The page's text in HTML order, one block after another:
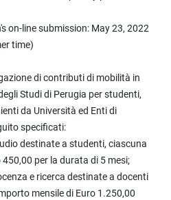
on-line submission: May 23, 2022
time)
di contributi di mobilità in
Studi di Perugia per studenti,
da Università ed Enti di
specificati:
destinate a studenti, ciascuna
per la durata di 5 mesi;
e ricerca destinate a docenti
mensile di Euro 1.250,00